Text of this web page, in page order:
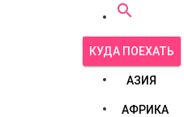

КУДА ПОЕХАТЬ
АЗИЯ
АФРИКА